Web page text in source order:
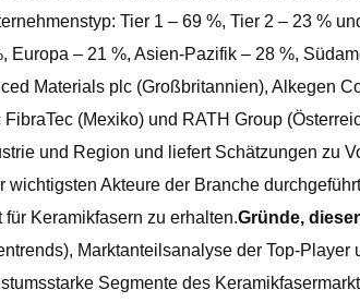
Tier 1 – 69 %, Tier 2 – 23 %
– 21 %, Asien-Pazifik – 28 %,
Materials plc (Großbritannien), Alkegen
(Mexiko) und RATH Group
und Region und liefert Schätzungen zu
Akteure der Branche
Keramikfasern zu erhalten.Gründe,
Marktanteilsanalyse der Top-Player
Segmente des